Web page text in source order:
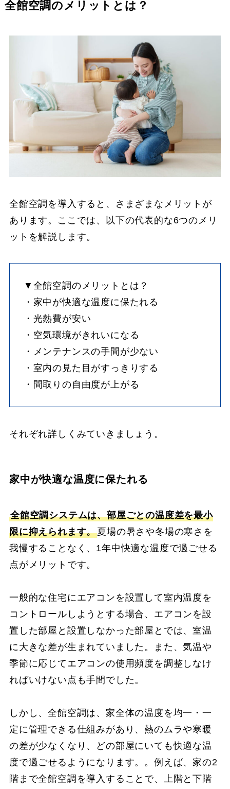
全館空調のメリットとは？
全館空調を導入すると、さまざまなメリットが
あります。ここでは、以下の代表的な6つのメリ
ットを解説します。
▼全館空調のメリットとは？
・家中が快適な温度に保たれる
・光熱費が安い
・空気環境がきれいになる
・メンテナンスの手間が少ない
・室内の見た目がすっきりする
・間取りの自由度が上がる
それぞれ詳しくみていきましょう。
家中が快適な温度に保たれる
全館空調システムは、部屋ごとの温度差を最小
限に抑えられます。夏場の暑さや冬場の寒さを
我慢することなく、1年中快適な温度で過ごせる
点がメリットです。
一般的な住宅にエアコンを設置して室内温度を
コントロールしようとする場合、エアコンを設
置した部屋と設置しなかった部屋とでは、室温
に大きな差が生まれていました。また、気温や
季節に応じてエアコンの使用頻度を調整しなけ
ればいけない点も手間でした。
しかし、全館空調は、家全体の温度を均一・一
定に管理できる仕組みがあり、熱のムラや寒暖
の差が少なくなり、どの部屋にいても快適な温
度で過ごせるようになります。。例えば、家の2
階まで全館空調を導入することで、上階と下階